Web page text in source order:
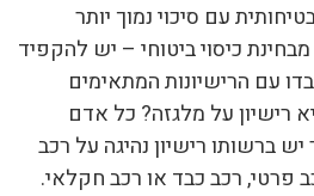
עם סיכוי נמוך יותר
כיסוי ביטוחי – יש להקפיד
עם הרישיונות המתאימים
רישיון על מלגזה? כל אדם
וכבר יש ברשותו רישיון נהיגה על רכב
פרטי, רכב כבד או רכב חקלאי.